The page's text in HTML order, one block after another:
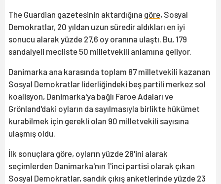
The Guardian gazetesinin aktardığına göre, Sosyal
Demokratlar, 20 yıldan uzun süredir aldıkları en iyi
sonucu alarak yüzde 27,6 oy oranına ulaştı. Bu, 179
sandalyeli mecliste 50 milletvekili anlamına geliyor.
Danimarka ana karasında toplam 87 milletvekili kazanan
Sosyal Demokratlar liderliğindeki beş partili merkez sol
koalisyon, Danimarka'ya bağlı Faroe Adaları ve
Grönland'daki oyların da sayılmasıyla birlikte hükümet
kurabilmek için gerekli olan 90 milletvekili sayısına
ulaşmış oldu.
İlk sonuçlara göre, oyların yüzde 28'ini alarak
seçimlerden Danimarka'nın 1'inci partisi olarak çıkan
Sosyal Demokratlar, sandık çıkış anketlerinde yüzde 23